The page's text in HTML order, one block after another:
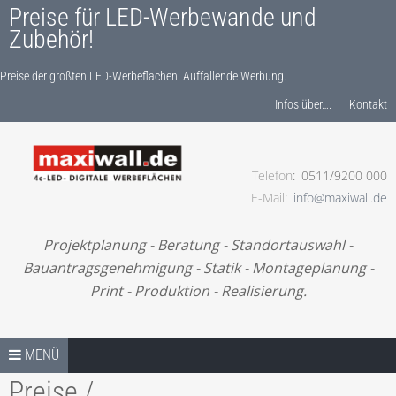
Preise für LED-Werbewande und
Zubehör!
Preise der größten LED-Werbeflächen. Auffallende Werbung.
Infos über….
Kontakt
Preise der größten LED-Werbeflächen. Auffallende
Telefon 0511/9200 000
E-Mail
info@maxiwall.de
Projektplanung - Beratung - Standortauswahl -
Bauantragsgenehmigung - Statik - Montageplanung -
Print - Produktion - Realisierung.
Springe zum Inhalt
MENÜ
TIPPS
UNSER BONUS-RABATTPROGRAMM.